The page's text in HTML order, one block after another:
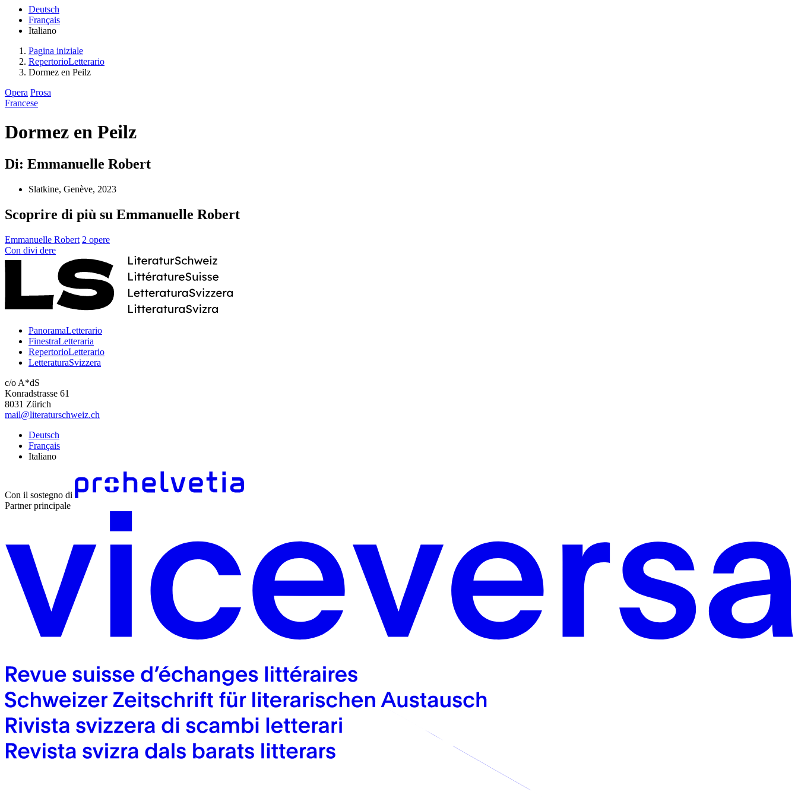
Deutsch
Français
Italiano
Pagina iniziale
RepertorioLetterario
Dormez en Peilz
Opera Prosa
Francese
Dormez en Peilz
Di: Emmanuelle Robert
Slatkine, Genève, 2023
Scoprire di più su Emmanuelle Robert
Emmanuelle Robert 2 opere
Con divi dere
PanoramaLetterario
FinestraLetteraria
RepertorioLetterario
LetteraturaSvizzera
c/o A*dS
Konradstrasse 61
8031 Zürich
mail@literaturschweiz.ch
Deutsch
Français
Italiano
Con il sostegno di
Partner principale